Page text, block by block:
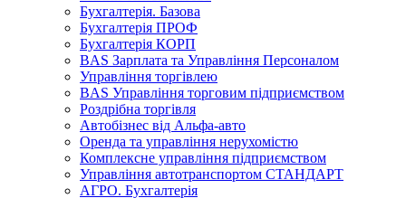
Бухгалтерія. Базова
Бухгалтерія ПРОФ
Бухгалтерія КОРП
BAS Зарплата та Управління Персоналом
Управління торгівлею
BAS Управління торговим підприємством
Роздрібна торгівля
Автобізнес від Альфа-авто
Оренда та управління нерухомістю
Комплексне управління підприємством
Управління автотранспортом СТАНДАРТ
АГРО. Бухгалтерія